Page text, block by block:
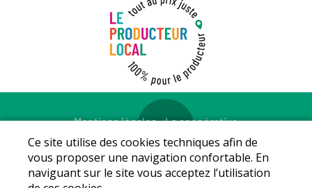
Mentions légales-La coopérative
© Copyright 2026 - LE PRODUCTEUR LOCAL - Tous droits
réservés - Conception :Sarl Dynapse
Ce site utilise des cookies techniques afin de
vous proposer une navigation confortable. En
naviguant sur le site vous acceptez l’utilisation